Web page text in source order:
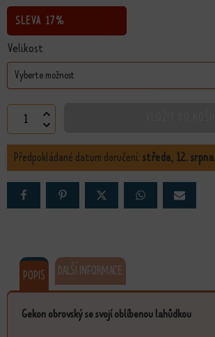
SLEVA 17%
Velikost
Tričko Gekon - doprodej množství
Předpokládané datum doručení:středa, 12. srpna
POPIS DALŠÍ INFORMACE
Gekon obrovský se svojí oblíbenou lahůdkou